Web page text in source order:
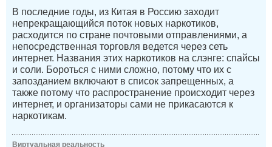
В последние годы, из Китая в Россию заходит
непрекращающийся поток новых наркотиков,
расходится по стране почтовыми отправлениями, а
непосредственная торговля ведется через сеть
интернет. Названия этих наркотиков на слэнге: спайсы
и соли. Бороться с ними сложно, потому что их с
запозданием включают в список запрещенных, а
также потому что распространение происходит через
интернет, и организаторы сами не прикасаются к
наркотикам.
Виртуальная реальность